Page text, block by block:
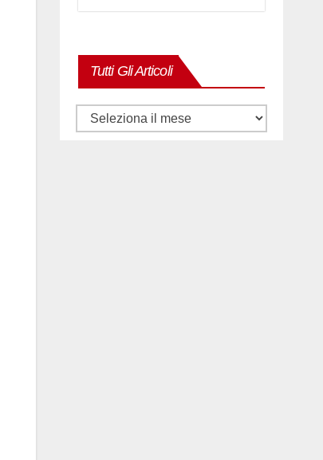
Tutti Gli Articoli
Tutti